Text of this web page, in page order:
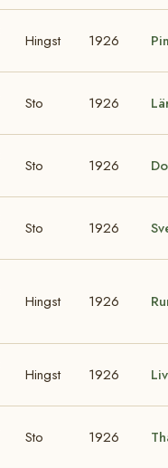
Hingst 1926
Sto 1926
Sto 1926
Sto 1926
Hingst 1926
Hingst 1926
Sto 1926